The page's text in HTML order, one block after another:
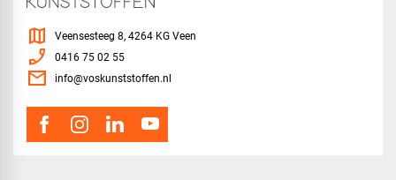
map Veensesteeg 8, 4264 KG Veen
phone_enabled 0416 75 02 55
mail info@voskunststoffen.nl